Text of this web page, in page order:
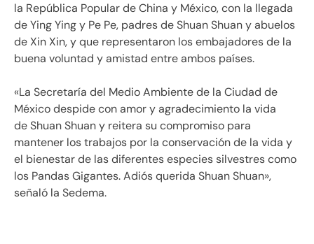
la República Popular de China y México, con la llegada
de Ying Ying y Pe Pe, padres de Shuan Shuan y abuelos
de Xin Xin, y que representaron los embajadores de la
buena voluntad y amistad entre ambos países.
«La Secretaría del Medio Ambiente de la Ciudad de
México despide con amor y agradecimiento la vida
de Shuan Shuan y reitera su compromiso para
mantener los trabajos por la conservación de la vida y
el bienestar de las diferentes especies silvestres como
los Pandas Gigantes. Adiós querida Shuan Shuan»,
señaló la Sedema.